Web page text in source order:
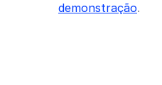
demonstração.